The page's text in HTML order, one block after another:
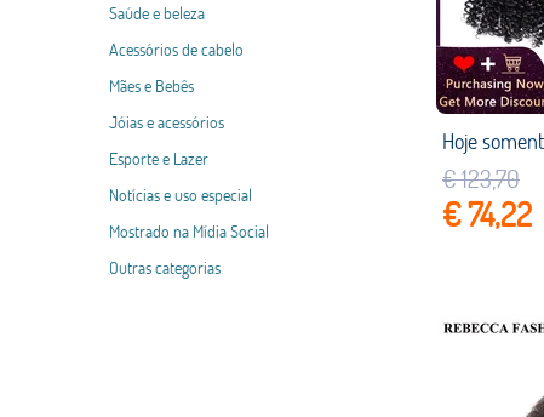
Saúde e beleza
Acessórios de cabelo
Mães e Bebês
Jóias e acessórios
Esporte e Lazer
Notícias e uso especial
Mostrado na Mídia Social
Outras categorias
€ 123,70
€ 74,22